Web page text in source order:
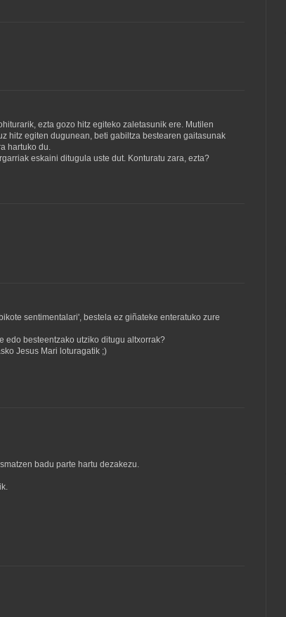
ezta gozo hitz egiteko zaletasunik ere. Mutilen
hitz egiten dugunean, beti gabiltza bestearen gaitasunak
hartuko du.
eskaini ditugula uste dut. Konturatu zara, ezta?
sentimentalari', bestela ez giñateke enteratuko zure
edo besteentzako utziko ditugu altxorrak?
Jesus Mari loturagatik ;)
badu parte hartu dezakezu.